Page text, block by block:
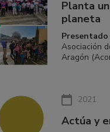
Planta
planeta
Asociación
Aragón
2021
Actúa y